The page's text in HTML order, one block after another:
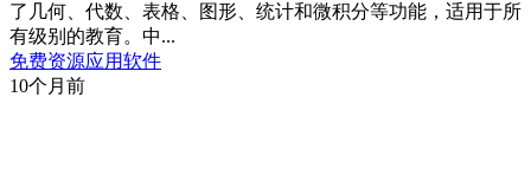
了几何、代数、表格、图形、统计和微积分等功能，适用于所
有级别的教育。中...
免费资源应用软件
10个月前